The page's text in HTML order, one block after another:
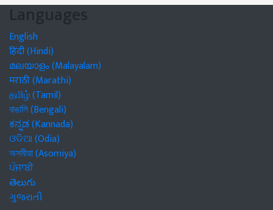
Languages
English
हिंदी (Hindi)
മലയാളം (Malayalam)
मराठी (Marathi)
தமிழ் (Tamil)
বাঙালি (Bengali)
ಕನ್ನಡ (Kannada)
ଓଡିଆ (Odia)
অসমীয়া (Asomiya)
ਪੰਜਾਬੀ
తెలుగు
ગુજરાતી